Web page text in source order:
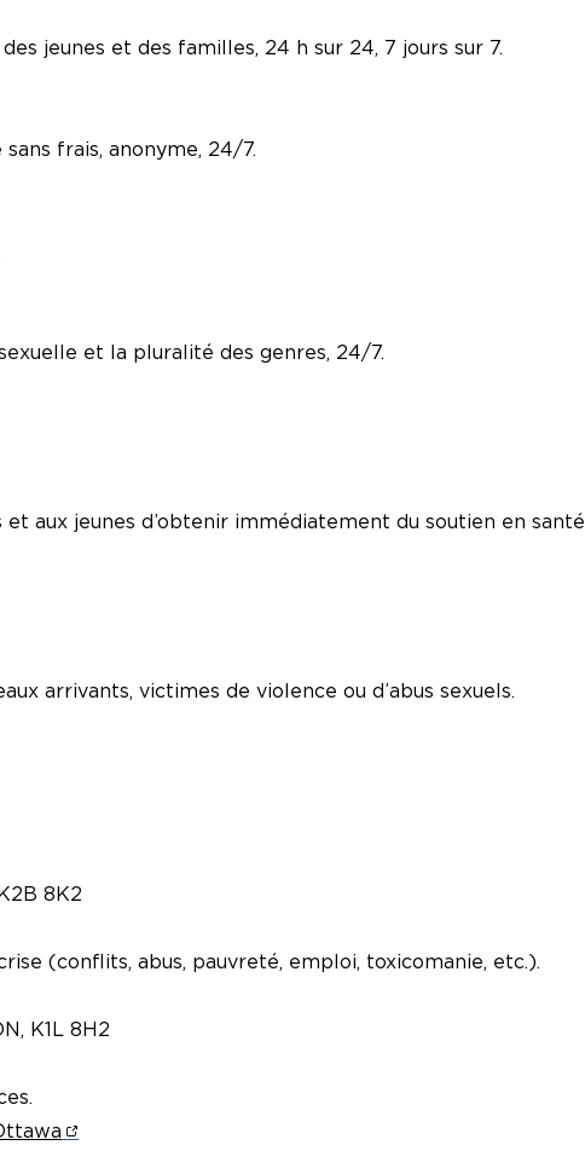
jeunes et des familles, 24 h sur 24, 7 jours sur 7.
frais, anonyme, 24/7.
et la pluralité des genres, 24/7.
aux jeunes d’obtenir immédiatement du soutien en
arrivants, victimes de violence ou d’abus sexuels.
8K2
(conflits, abus, pauvreté, emploi, toxicomanie, etc.).
K1L 8H2